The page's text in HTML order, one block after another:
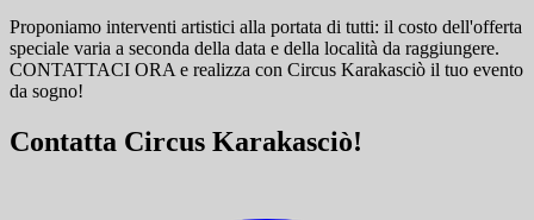
Proponiamo interventi artistici alla portata di tutti: il costo dell'offerta
speciale varia a seconda della data e della località da raggiungere.
CONTATTACI ORA e realizza con Circus Karakasciò il tuo evento
da sogno!
Contatta Circus Karakasciò!